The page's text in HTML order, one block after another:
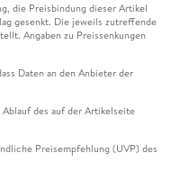
die Preisbindung dieser Artikel
gesenkt. Die jeweils zutreffende
Angaben zu Preissenkungen
Daten an den Anbieter der
des auf der Artikelseite
Preisempfehlung (UVP) des